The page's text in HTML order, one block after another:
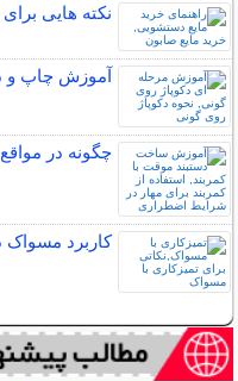
نکته هایی
آموزش چاپ و
چگونه در
کاربرد مسواک